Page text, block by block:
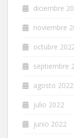
diciembre
noviembre
octubre
septiembre
agosto 2022
julio 2022
junio 2022